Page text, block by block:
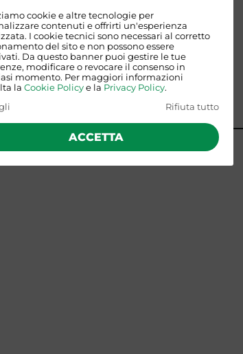
cookie e altre tecnologie per
contenuti e offrirti un'esperienza
I cookie tecnici sono necessari al corretto
del sito e non possono essere
Da questo banner puoi gestire le tue
modificare o revocare il consenso in
momento. Per maggiori informazioni
la Cookie Policye la Privacy Policy.
Rifiuta tutto
ACCETTA
ARGENTINA E URUGUAY